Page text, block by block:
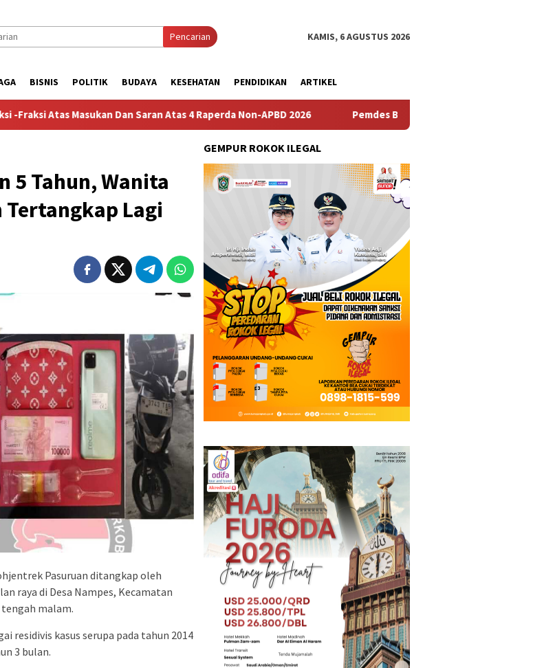
Pencarian KAMIS, 6 AGUSTUS 2026
BISNIS POLITIK BUDAYA KESEHATAN PENDIDIKAN ARTIKEL
Dan Saran Atas 4 Raperda Non-APBD 2026 Pemdes Bulusari Gelar Musrenbangdes Tentang
5 Tahun, Wanita
Lagi
Pasuruan ditangkap oleh
raya di Desa Nampes, Kecamatan
tengah malam.
residivis kasus serupa pada tahun 2014
3 bulan.
GEMPUR ROKOK ILEGAL